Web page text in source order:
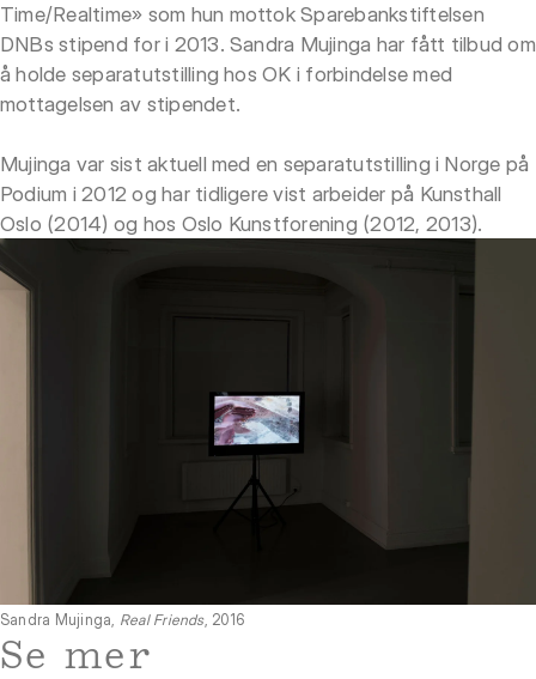
Time/Realtime» som hun mottok Sparebankstiftelsen
DNBs stipend for i 2013. Sandra Mujinga har fått tilbud om
å holde separatutstilling hos OK i forbindelse med
mottagelsen av stipendet.
Mujinga var sist aktuell med en separatutstilling i Norge på
Podium i 2012 og har tidligere vist arbeider på Kunsthall
Oslo (2014) og hos Oslo Kunstforening (2012, 2013).
Sandra Mujinga, Real Friends, 2016
Se mer